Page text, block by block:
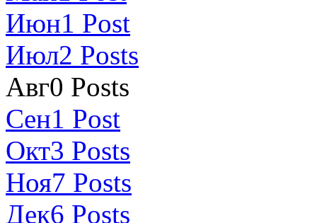
Июн1 Post
Июл2 Posts
Авг0 Posts
Сен1 Post
Окт3 Posts
Ноя7 Posts
Дек6 Posts